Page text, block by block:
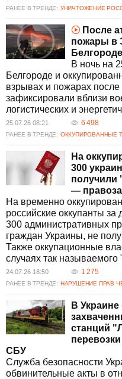
РАНЕЕ В ТРЕНДЕ: УНИЧТОЖЕНИЕ
После
пожары в
В ночь на
Белгороде и
взрывах и пожарах
зафиксировали вблизи
логистических и
25.07.26 08:21 6 498
РАНЕЕ В ТРЕНДЕ: ОККУПИРОВАННЫЕ
На
300
получили
—
На временно
российские оккупанты за
300 административных
граждан Украины, не
Также оккупационные
случаях так
24.07.26 18:50 1 275
РАНЕЕ В ТРЕНДЕ: НАРУШЕНИЕ ПРАВ
В Украине
станций
СБУ
Служба безопасности
обвинительные акты в